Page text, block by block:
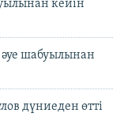
кейін
шабуылынан
дүниеден өтті